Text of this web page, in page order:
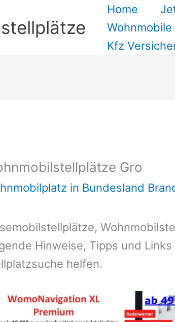
Home
Kfz
Gro
in Bundesland
Hinweise, Tipps und
helfen.